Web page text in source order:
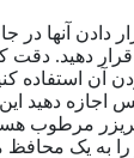
دادن
دهید. دقت
آن استفاده
سپس اجازه
مرطوب
به یک محافظ